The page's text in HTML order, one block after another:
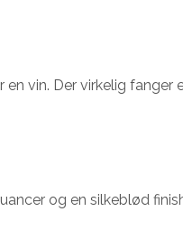
vin. Der virkelig
og en silkeblød